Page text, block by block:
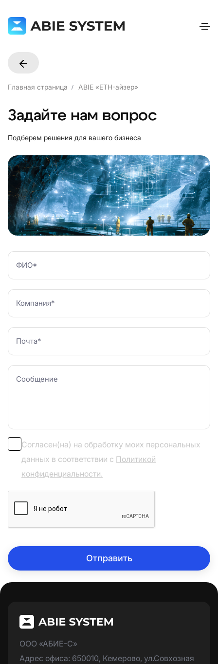
Главная страница ABIE «ETH-айзер»
Задайте нам вопрос
Подберем решения для вашего бизнеса
Согласен(на) на обработку моих персональных
данных в соответствии с Политикой
конфиденциальности.
Отправить
ООО «АБИЕ-С»
Адрес офиса: 650010, Кемерово, ул.Совхозная